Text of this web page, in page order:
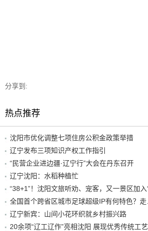
分享到:
热点推荐
沈阳市优化调整七项住房公积金政策举措
辽宁发布三项知识产权工作指引
“民营企业进边疆·辽宁行”大会在丹东召开
辽宁沈阳：水稻种植忙
辽宁新宾：山间小花环织就乡村振兴路
20余项“辽工辽作”亮相沈阳 展现优秀传统工艺